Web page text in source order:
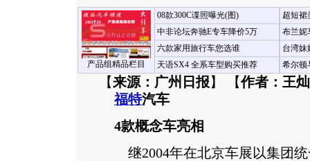
产品组精品栏目
08款300C谍照曝光(图)
中非论坛奔驰E专车降价5万
六款家用旅行车您选谁
天语SX4 全系车型购买推荐
超短裙
布兰妮
台湾妹
希尔顿
【来源：广州日报 】 【作者：王
福特汽车
4款概念车亮相
继2004年在北京车展以集团统